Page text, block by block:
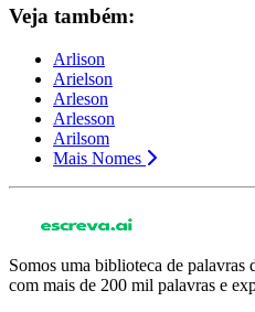
Veja também:
Arlison
Arielson
Arleson
Arlesson
Arilsom
Mais Nomes
Somos uma biblioteca de palavras
com mais de 200 mil palavras e